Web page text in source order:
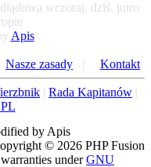
wczoraj, dziś, jutro
Apis
Nasze zasady | Kontakt
| Rada Kapitanów |
by Apis
© 2026 PHP Fusion
underGNU